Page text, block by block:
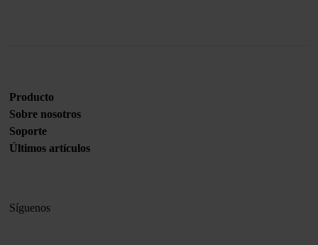
Producto
Sobre nosotros
Soporte
Últimos artículos
Síguenos